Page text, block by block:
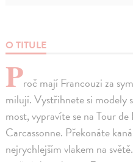
O TITULE
Proč mají Francouzi za
milují. Vystřihnete si modely
most, vypravíte se na Tour
Carcassonne. Překonáte
nejrychlejším vlakem na